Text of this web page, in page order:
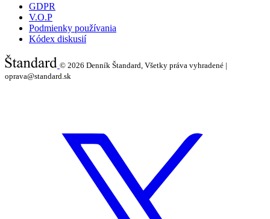
GDPR
V.O.P
Podmienky používania
Kódex diskusií
© 2026 Denník Štandard, Všetky práva vyhradené |
oprava@standard.sk